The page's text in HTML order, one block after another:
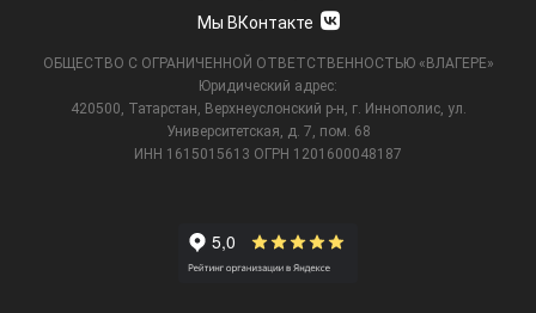
Мы ВКонтакте
ОБЩЕСТВО С ОГРАНИЧЕННОЙ ОТВЕТСТВЕННОСТЬЮ «ВЛАГЕРЕ»
Юридический адрес:
420500, Татарстан, Верхнеуслонский р-н, г. Иннополис, ул.
Университетская,
д. 7, пом. 68
ИНН 1615015613 ОГРН 1201600048187